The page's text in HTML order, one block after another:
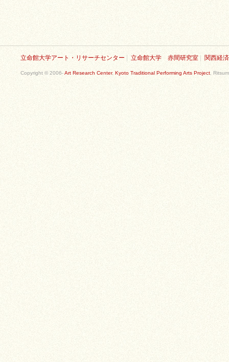
立命館大学アート・リサーチセンター 立命館大学 赤間研究室 関西経
Copyright © 2006-Art Research Center, Kyoto Traditional Performing Arts Project ,